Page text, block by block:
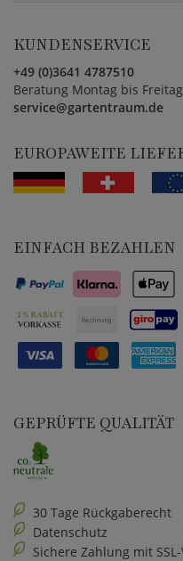
KUNDENSERVICE
+49 (0)3641 4787510
Beratung Montag bis
service@gartentraum.de
EUROPAWEITE
EINFACH BEZAHLEN
GEPRÜFTE QUALITÄT
30 Tage Rückgaberecht
Datenschutz
Sichere Zahlung mit